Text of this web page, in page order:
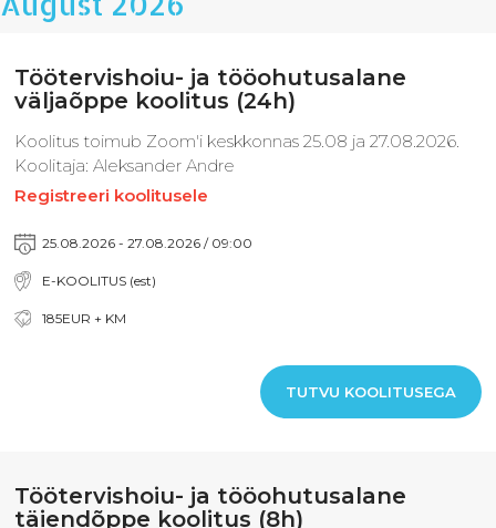
Töötervishoiu- ja tööohutusalane
väljaõppe koolitus (24h)
Koolitus toimub Zoom'i keskkonnas 25.08 ja 27.08.2026.
Koolitaja: Aleksander Andre
Registreeri koolitusele
25.08.2026 - 27.08.2026 / 09:00
E-KOOLITUS (est)
185EUR + KM
TUTVU KOOLITUSEGA
Töötervishoiu- ja tööohutusalane
täiendõppe koolitus (8h)